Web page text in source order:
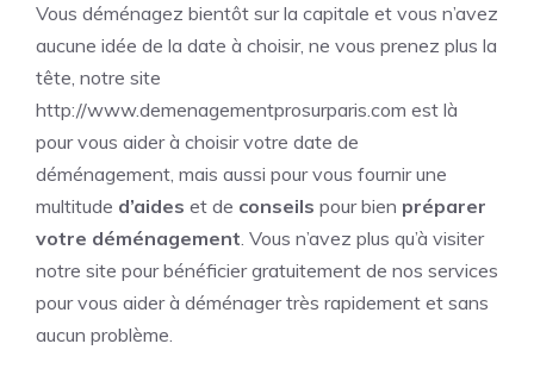
Vous déménagez bientôt sur la capitale et vous n’avez
aucune idée de la date à choisir, ne vous prenez plus la
tête, notre site
http://www.demenagementprosurparis.com est là
pour vous aider à choisir votre date de
déménagement, mais aussi pour vous fournir une
multitude d’aides et de conseils pour bien préparer
votre déménagement. Vous n’avez plus qu’à visiter
notre site pour bénéficier gratuitement de nos services
pour vous aider à déménager très rapidement et sans
aucun problème.